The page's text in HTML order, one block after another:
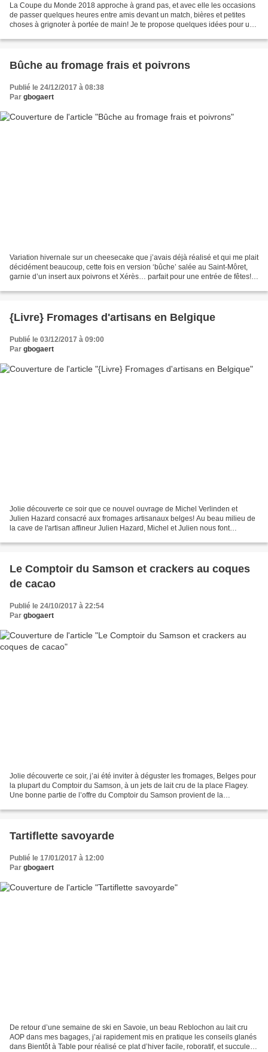
La Coupe du Monde 2018 approche à grand pas, et avec elle les occasions
de passer quelques heures entre amis devant un match, bières et petites
choses à grignoter à portée de main! Je te propose quelques idées pour un
Bûche au fromage frais et poivrons
Publié le 24/12/2017 à 08:38
Par gbogaert
Variation hivernale sur un cheesecake que j’avais déjà réalisé et qui me plait
décidément beaucoup, cette fois en version ‘bûche’ salée au Saint-Môret,
garnie d’un insert aux poivrons et Xérès… parfait pour une entrée de fêtes!
{Livre} Fromages d'artisans en Belgique
Publié le 03/12/2017 à 09:00
Par gbogaert
Jolie découverte ce soir que ce nouvel ouvrage de Michel Verlinden et
Julien Hazard consacré aux fromages artisanaux belges! Au beau milieu de
la cave de l'artisan affineur Julien Hazard, Michel et Julien nous font
Le Comptoir du Samson et crackers au coques
de cacao
Publié le 24/10/2017 à 22:54
Par gbogaert
Jolie découverte ce soir, j’ai été inviter à déguster les fromages, Belges pour
la plupart du Comptoir du Samson, à un jets de lait cru de la place Flagey.
Une bonne partie de l’offre du Comptoir du Samson provient de la
Tartiflette savoyarde
Publié le 17/01/2017 à 12:00
Par gbogaert
De retour d’une semaine de ski en Savoie, un beau Reblochon au lait cru
AOP dans mes bagages, j’ai rapidement mis en pratique les conseils glanés
dans Bientôt à Table pour réalisé ce plat d’hiver facile, roboratif, et succulent!